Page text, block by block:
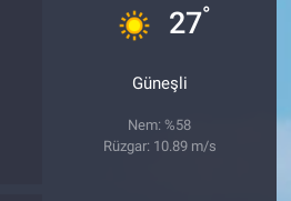
27°
Güneşli
Nem: %58
Rüzgar: 10.89 m/s